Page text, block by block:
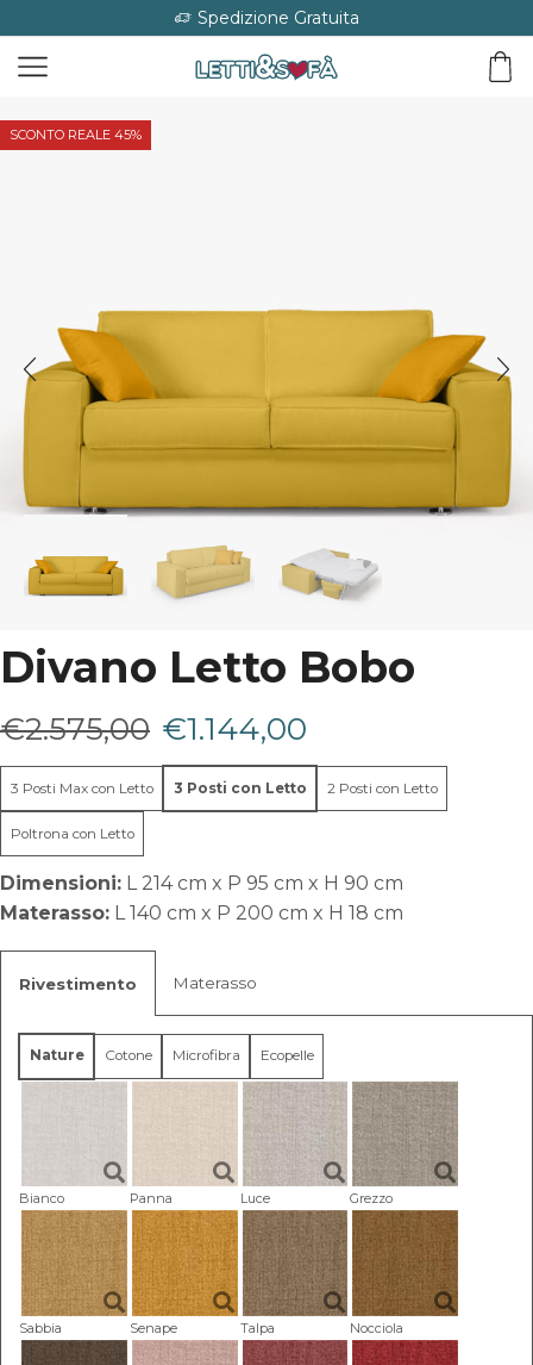
Spedizione Gratuita
SCONTO REALE 45%
Divano Letto Bobo
€2.575,00 Il
prezzo
originale
era:
€2.575,00.
€1.144,00
prezzo
attuale
è:
€1.144,00.
3 Posti Max con Letto 3 Posti con Letto 2 Posti con Letto
Poltrona con Letto
Dimensioni: L 214 cm x P 95 cm x H 90 cm
Materasso: L 140 cm x P 200 cm x H 18 cm
Rivestimento Materasso
Nature Cotone Microfibra Ecopelle
Bianco Panna Luce Grezzo
Sabbia Senape Talpa Nocciola